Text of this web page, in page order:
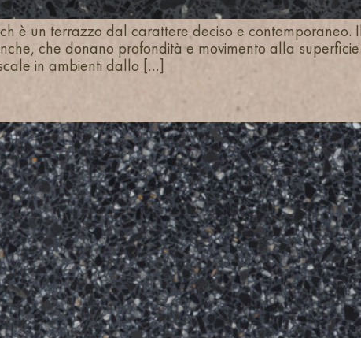
è un terrazzo dal carattere deciso e contemporaneo.
che donano profondità e movimento alla
in ambienti dallo […]